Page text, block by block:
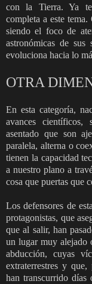
con la Tierra. Ya
completa a este
siendo el foco de
astronómicas de sus
evoluciona hacia lo
OTRA
En esta categoría,
avances
asentado que son
paralela, alterna o
tienen la capacidad
a nuestro plano a
cosa que puertas que
Los defensores de
protagonistas, que
que al salir, han
un lugar muy alejado
abducción, cuyas
extraterrestres y que,
han transcurrido días